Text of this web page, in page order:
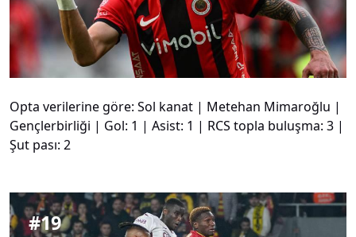
Opta verilerine göre: Sol kanat | Metehan Mimaroğlu |
Gençlerbirliği | Gol: 1 | Asist: 1 | RCS topla buluşma: 3 |
Şut pası: 2
#19